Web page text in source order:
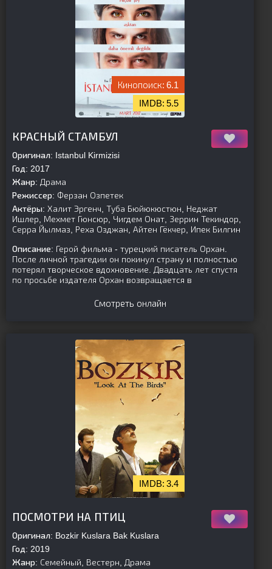
6.1
5.5
КРАСНЫЙ СТАМБУЛ
Оригинал: Istanbul Kirmizisi
Год: 2017
Жанр: Драма
Режиссер: Ферзан Озпетек
Актёры: Халит Эргенч, Туба Бюйюкюстюн, Неджат
Ишлер, Мехмет Гюнсюр, Чигдем Онат, Зеррин Текиндор,
Серра Йылмаз, Реха Озджан, Айтен Гёкчер, Ипек Билгин
Описание: Герой фильма - турецкий писатель Орхан.
После личной трагедии он покинул страну и полностью
потерял творческое вдохновение. Двадцать лет спустя
по просьбе издателя Орхан возвращается в
Смотреть онлайн
3.4
ПОСМОТРИ НА ПТИЦ
Оригинал: Bozkir Kuslara Bak Kuslara
Год: 2019
Жанр: Семейный, Вестерн, Драма